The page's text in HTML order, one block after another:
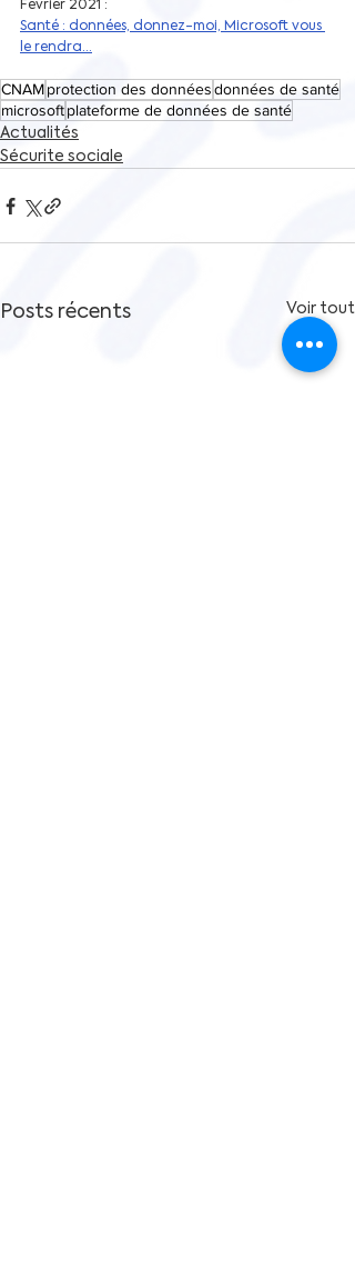
Février 2021 :
Santé : données, donnez-moi, Microsoft vous
le rendra…
CNAMprotection des donnéesdonnées de santé
microsoftplateforme de données de santé
Actualités
Sécurite sociale
Posts récents Voir tout